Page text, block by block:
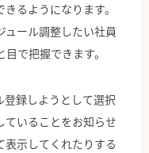
るようになります。
ール調整したい社員
で把握できます。
登録しようとして選択
ていることをお知らせ
表示してくれたりする